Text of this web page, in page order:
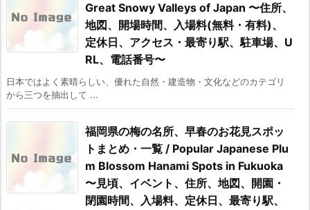
Great Snowy Valleys of Japan 〜住所、
地図、開場時間、入場料(無料・有料)、
定休日、アクセス・最寄り駅、駐車場、U
RL、電話番号〜
日本ではよく素晴らしい、優れた自然・建造物・文化などのカテゴリ
から三つを抽出して ...
福岡県の梅の名所、早春のお花見スポッ
トまとめ・一覧 / Popular Japanese Plu
m Blossom Hanami Spots in Fukuoka
〜見頃、イベント、住所、地図、開園・
閉園時間、入場料、定休日、最寄り駅、